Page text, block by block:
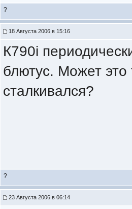
?
18 Августа 2006 в 15:16
К790i
блютус. Может
сталкивался?
?
23 Августа 2006 в 06:14